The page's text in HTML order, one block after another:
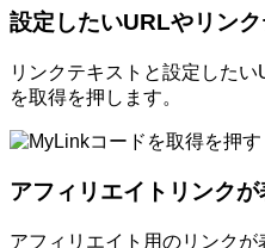
設定したいURLやリン
リンクテキストと設定した
を取得を押します。
アフィリエイトリンク
アフィリエイト用のリンク